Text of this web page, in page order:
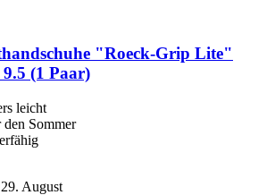
"Roeck-​Grip Lite"
(1 Paar)
leicht
Sommer
August